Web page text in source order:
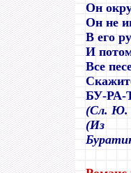
Он
Он не
В его
И
Все
БУ-
(Сл. Ю.
(Из